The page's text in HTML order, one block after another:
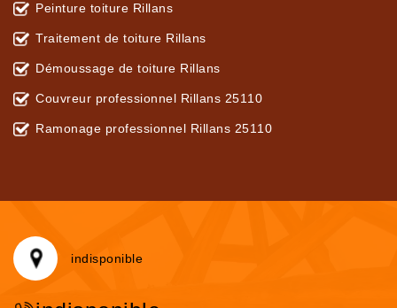
Peinture toiture Rillans
Traitement de toiture Rillans
Démoussage de toiture Rillans
Couvreur professionnel Rillans 25110
Ramonage professionnel Rillans 25110
indisponible